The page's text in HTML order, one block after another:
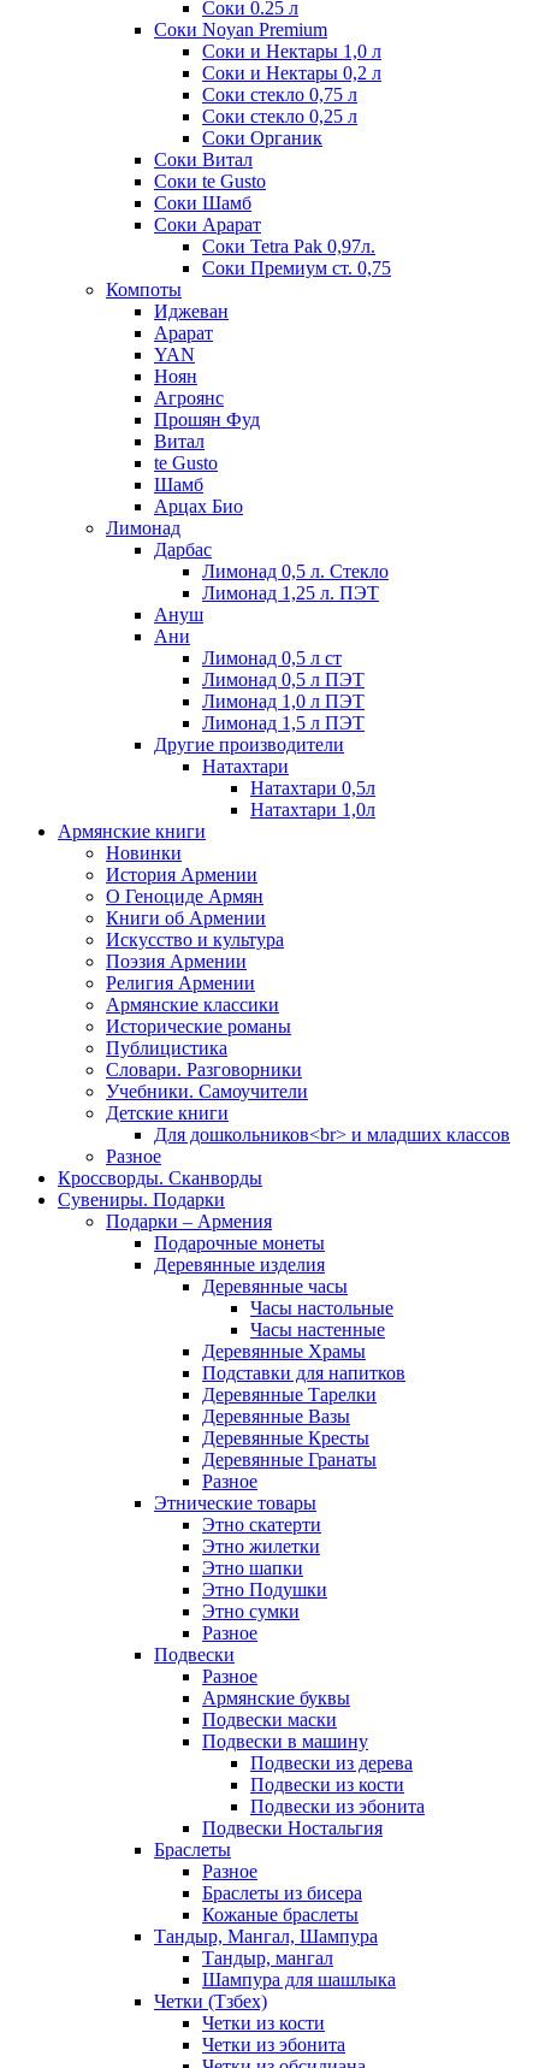
Соки 0.25 л
Соки Noyan Premium
Соки и Нектары 1,0 л
Соки и Нектары 0,2 л
Соки стекло 0,75 л
Соки стекло 0,25 л
Соки Органик
Соки Витал
Соки te Gusto
Соки Шамб
Соки Арарат
Соки Tetra Pak 0,97л.
Соки Премиум ст. 0,75
Компоты
Иджеван
Арарат
YAN
Ноян
Агроянс
Прошян Фуд
Витал
te Gusto
Шамб
Арцах Био
Лимонад
Дарбас
Лимонад 0,5 л. Стекло
Лимонад 1,25 л. ПЭТ
Ануш
Ани
Лимонад 0,5 л ст
Лимонад 0,5 л ПЭТ
Лимонад 1,0 л ПЭТ
Лимонад 1,5 л ПЭТ
Другие производители
Натахтари
Натахтари 0,5л
Натахтари 1,0л
Армянские книги
Новинки
История Армении
О Геноциде Армян
Книги об Армении
Иcкусство и культура
Поэзия Армении
Религия Армении
Армянские классики
Исторические романы
Публицистика
Словари. Разговорники
Учебники. Самоучители
Детские книги
Для дошкольников<br> и младших классов
Разное
Кроссворды. Сканворды
Сувениры. Подарки
Подарки – Армения
Подарочные монеты
Деревянные изделия
Деревянные часы
Часы настольные
Часы настенные
Деревянные Храмы
Подставки для напитков
Деревянные Тарелки
Деревянные Вазы
Деревянные Кресты
Деревянные Гранаты
Разное
Этнические товары
Этно скатерти
Этно жилетки
Этно шапки
Этно Подушки
Этно сумки
Разное
Подвески
Разное
Армянские буквы
Подвески маски
Подвески в машину
Подвески из дерева
Подвески из кости
Подвески из эбонита
Подвески Ностальгия
Браслеты
Разное
Браслеты из бисера
Кожаные браслеты
Тандыр, Мангал, Шампура
Тандыр, мангал
Шампура для шашлыка
Четки (Тзбех)
Четки из кости
Четки из эбонита